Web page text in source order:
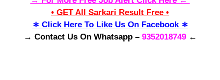
• GET All Sarkari Result Free •
∗ Click Here To Like Us On Facebook ∗
→ Contact Us On Whatsapp – 9352018749 ←